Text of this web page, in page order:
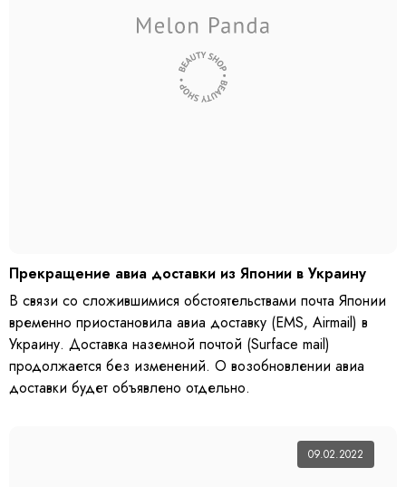
Прекращение авиа доставки из Японии в Украину
В связи со сложившимися обстоятельствами почта Японии
временно приостановила авиа доставку (EMS, Airmail) в
Украину. Доставка наземной почтой (Surface mail)
продолжается без изменений. О возобновлении авиа
доставки будет объявлено отдельно.
09.02.2022